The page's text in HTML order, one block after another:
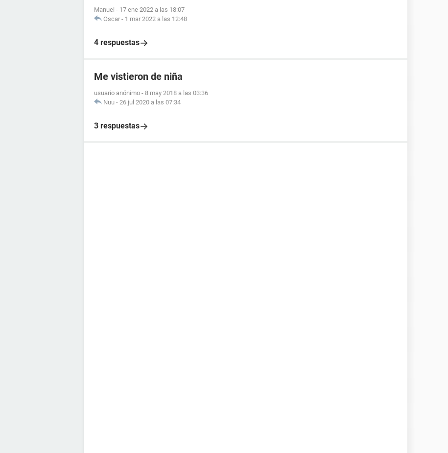
Manuel - 17 ene 2022 a las 18:07
Oscar - 1 mar 2022 a las 12:48
4 respuestas
Me vistieron de niña
usuario anónimo - 8 may 2018 a las 03:36
Nuu - 26 jul 2020 a las 07:34
3 respuestas